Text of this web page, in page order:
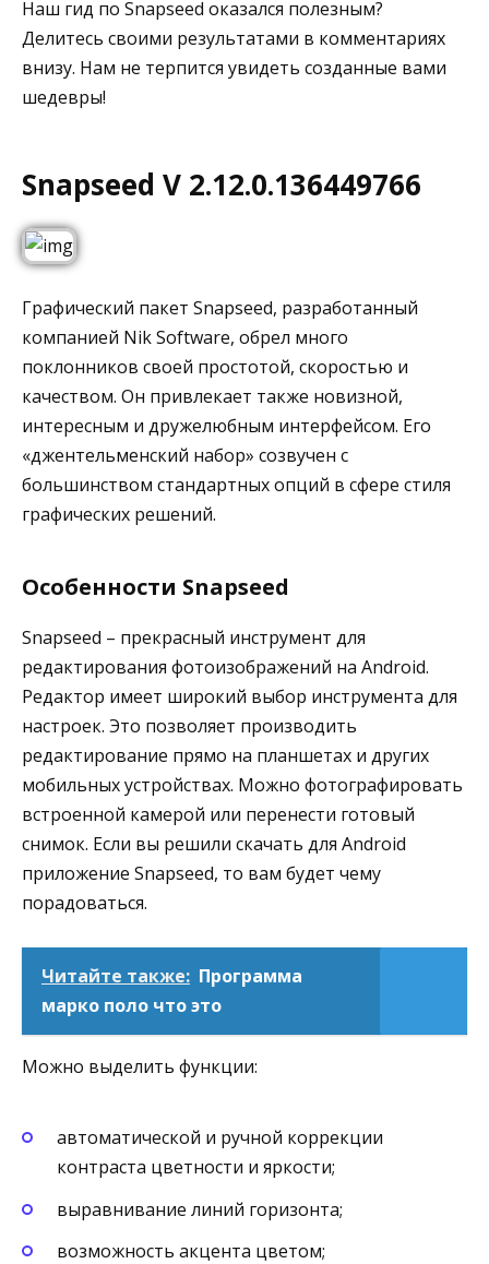
Наш гид по Snapseed оказался полезным?
Делитесь своими результатами в комментариях
внизу. Нам не терпится увидеть созданные вами
шедевры!
Snapseed V 2.12.0.136449766
Графический пакет Snapseed, разработанный
компанией Nik Software, обрел много
поклонников своей простотой, скоростью и
качеством. Он привлекает также новизной,
интересным и дружелюбным интерфейсом. Его
«джентельменский набор» созвучен с
большинством стандартных опций в сфере стиля
графических решений.
Особенности Snapseed
Snapseed – прекрасный инструмент для
редактирования фотоизображений на Android.
Редактор имеет широкий выбор инструмента для
настроек. Это позволяет производить
редактирование прямо на планшетах и других
мобильных устройствах. Можно фотографировать
встроенной камерой или перенести готовый
снимок. Если вы решили скачать для Android
приложение Snapseed, то вам будет чему
порадоваться.
Читайте также: Программа
марко поло что это
Можно выделить функции:
автоматической и ручной коррекции
контраста цветности и яркости;
выравнивание линий горизонта;
возможность акцента цветом;